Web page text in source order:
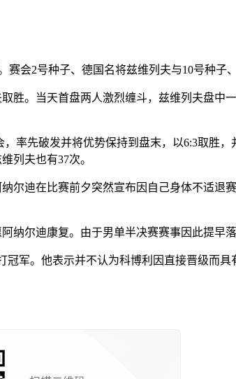
会2号种子、德国名将兹维列夫与10号种子
。当天首盘两人激烈缠斗，兹维列夫盘中
先破发并将优势保持到盘末，以6:3取胜，
列夫也有37次。
迪在比赛前夕突然宣布因自己身体不适退
尔迪康复。由于男单半决赛赛事因此提早落
。他表示并不认为科博利因直接晋级而具